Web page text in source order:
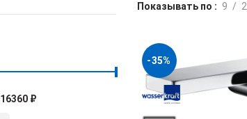
Показывать по 9
-35%
16360 ₽